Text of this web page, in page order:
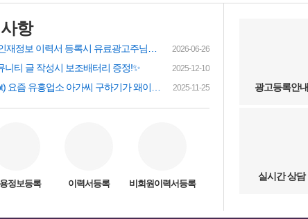
항
2026-06-26
니티 글 작성시 보조배터리 증정!✨ 2025-12-10
2025-11-25
정보등록 이력서등록 비회원이력서등록
광고등록안내
실시간 상담